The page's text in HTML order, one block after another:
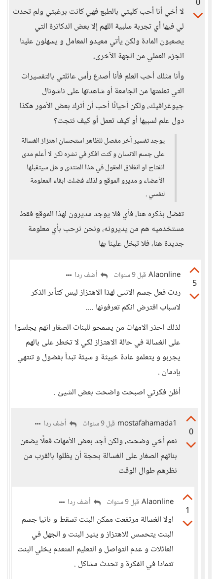
0
لا أخي أنا أحب كليتي بالطبع فهي كانت برغبتي ولم تحدث
لي فيها أي تجربة سلبية اللهم إلا بعض الدكاترة التي
يصعبون المادة ولكن يأتي معيدو المعامل و يسهلون علينا
الجزء العملي من الجهة الآخرى،
وأنا مثلك أحب العلم فأنا أصدع رأس عائلتي بالتفسيرات
التي تعلمتها من الجامعة أو شاهدتها على ناشونال
جيوغرافيك، ولكن أحيانًا أحب أن أترك بعض الأمور هكذا
دول علم لسببها أو كيف تعمل أو كيف نتجت؟
يوجد تفسير آخر مفصل للظاهر استحسان اهتزاز الغسالة
على جسم الانسان و كنت افكر في نشره لكن لا أعلم مدى
انفتاح او انغلاق العقول في هذا المنتدى و هل سيتقبلها
الأعضاء و مديرو الموقع و لذلك فضلت ابقاء المعلومة
لنفسي .
تفضل بذكره هنا، فأي فلا يوجد مديرون لهذا الموقع فقط
مستخدميه هم من يديرونه، ونحن نرحب بأي معلومة
جديدة هنا، فلا تبخل علينا بها
5
Alaonline قبل 9 سنوات أضف ردا
ردت فعل جسم الانثى لهذا الاهتزاز ليس كتأثر الذكر
لاسباب افترض انكم تعرفونها ....
لذلك احذر الامهات من يسمحو للبنات الصغار انهم يجلسوا
على الغسالة في حالة الاهتزاز لكي لا تخطر على بالهم
يجربو و يتعلمو عادة خبيثة و سيئة تبدأ بفضول و تنتهي
بإدمان .
أظن فكرتي اصبحت واضحت بعض الشيئ .
0
mostafahamada1 قبل 9 سنوات أضف ردا
نعم أخي وضحت، ولكن أجد بعض الأمهات فعلًا يضعن
بناتهم الصغار على الغسالة بحجة أن يظلوا بالقرب من
نظرهم طوال الوقت
1
Alaonline قبل 9 سنوات أضف ردا
اولا الغسالة مرتفعت ممكن البنت تسقط و ثانيا جسم
البنت يتحسس للاهتزاز و يثير البنت و الجهل في
العائلات و عدم التواصل و التعليم المنعدم يخلي البنت
تتمادا في الفكرة و تحدث مشاكل .